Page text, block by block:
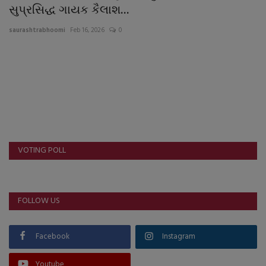
About Author
ગુજરાત
જુનાગઢ
બજારના સમાચાર
સુપ્રસિદ્ધ ગાયક કૈલાશ...
saurashtrabhoomi Feb 16, 2026 0
VOTING POLL
FOLLOW US
Facebook Instagram